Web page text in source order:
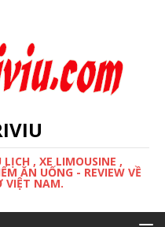
LỊCH , XE LIMOUSINE ,
ĂN UỐNG - REVIEW VỀ
VIỆT NAM.